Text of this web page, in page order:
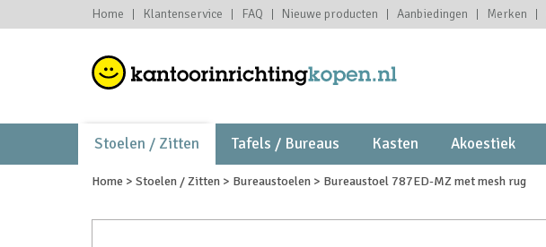
Home Klantenservice FAQ Nieuwe producten Aanbiedingen Merken
Stoelen / Zitten Tafels / Bureaus Kasten Akoestiek
Home > Stoelen / Zitten > Bureaustoelen > Bureaustoel 787ED-MZ met mesh rug